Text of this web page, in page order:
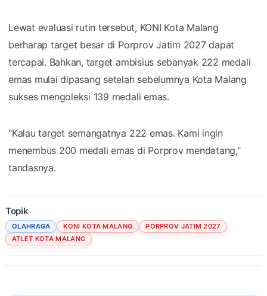
Lewat evaluasi rutin tersebut, KONI Kota Malang
berharap target besar di Porprov Jatim 2027 dapat
tercapai. Bahkan, target ambisius sebanyak 222 medali
emas mulai dipasang setelah sebelumnya Kota Malang
sukses mengoleksi 139 medali emas.
"Kalau target semangatnya 222 emas. Kami ingin
menembus 200 medali emas di Porprov mendatang,"
tandasnya.
Topik
OLAHRAGA KONI KOTA MALANG
PORPROV JATIM 2027
ATLET KOTA MALANG